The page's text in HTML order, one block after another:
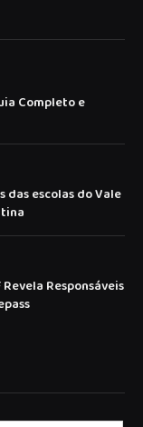
Completo e
das escolas do Vale
Responsáveis